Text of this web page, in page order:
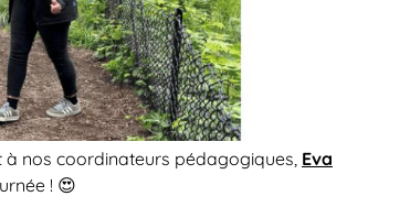
nos coordinateurs pédagogiques, Eva
! 😍